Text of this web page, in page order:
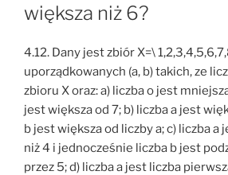
większa niż 6?
4.12. Dany jest zbiór X=\
uporządkowanych (a, b) takich, ze
zbioru X oraz: a) liczba o jest
jest większa od 7; b) liczba a jest
b jest większa od liczby a; c) liczba a
niż 4 i jednocześnie liczba b jest
przez 5; d) liczba a jest liczba